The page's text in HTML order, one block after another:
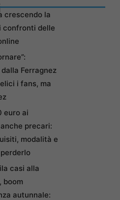
crescendo la
confronti delle
dalla Ferragnez
i fans, ma
euro ai
precari:
modalità e
casi alla
boom
autunnale: